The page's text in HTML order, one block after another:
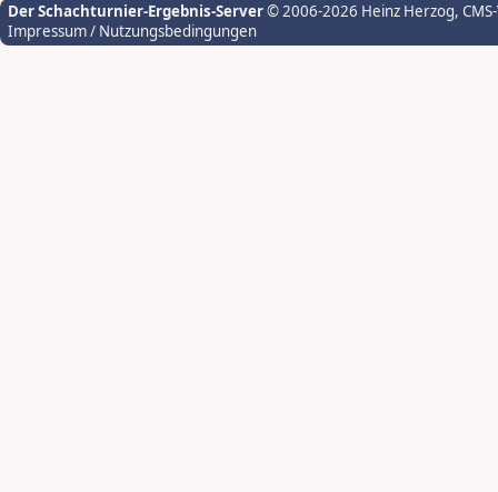
Der Schachturnier-Ergebnis-Server© 2006-2026 Heinz Herzog,
Impressum / Nutzungsbedingungen